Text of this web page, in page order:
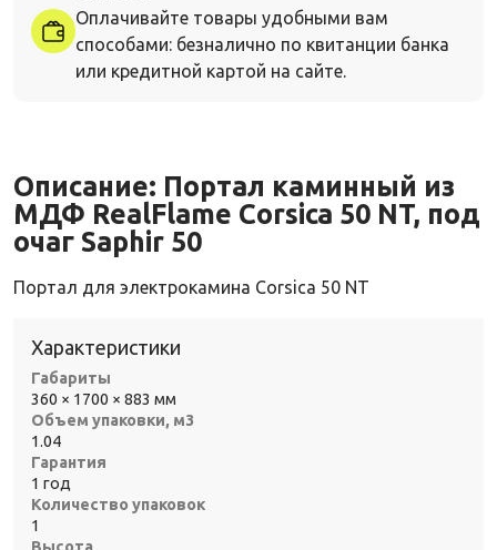
Оплачивайте товары удобными вам
способами: безналично по квитанции банка
или кредитной картой на сайте.
Описание: Портал каминный из
МДФ RealFlame Corsica 50 NT, под
очаг Saphir 50
Портал для электрокамина Corsica 50 NT
Характеристики
Габариты
360 × 1700 × 883 мм
Объем упаковки, м3
1.04
Гарантия
1 год
Количество упаковок
1
Высота